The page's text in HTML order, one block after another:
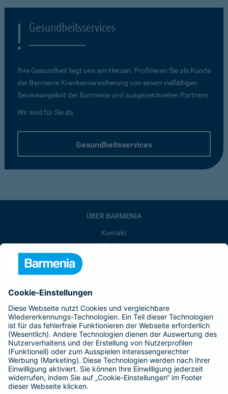
Gesundheitsservices
Ihre Gesundheit liegt uns am Herzen. Profitieren Sie als Kunde
der Barmenia Krankenversicherung von einem vielfältigen
Serviceangebot der Barmenia und ausgezeichneten Partnern.
Wir sind für Sie da.
Gesundheitsservices
ÜBER BARMENIA
Kontakt
Karriere
Affiliate-Partner werden
Barmenia ist Teil der BarmeniaGothaer
BELIEBTE SEITEN
Kranken-Zusatzversicherung
Tierversicherungen
Haftpflichtversicherung
Hausratversicherung